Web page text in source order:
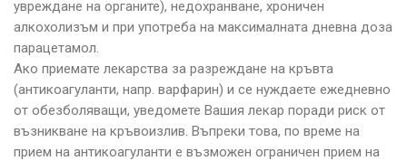
увреждане на органите), недохранване, хроничен
алкохолизъм и при употреба на максималната дневна доза
парацетамол.
Ако приемате лекарства за разреждане на кръвта
(антикоагуланти, напр. варфарин) и се нуждаете ежедневно
от обезболяващи, уведомете Вашия лекар поради риск от
възникване на кръвоизлив. Въпреки това, по време на
прием на антикоагуланти е възможен ограничен прием на